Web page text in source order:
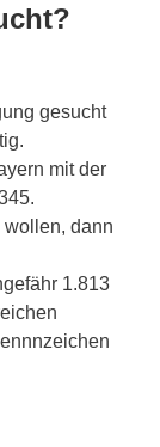
gesucht
mit der
dann
1.813